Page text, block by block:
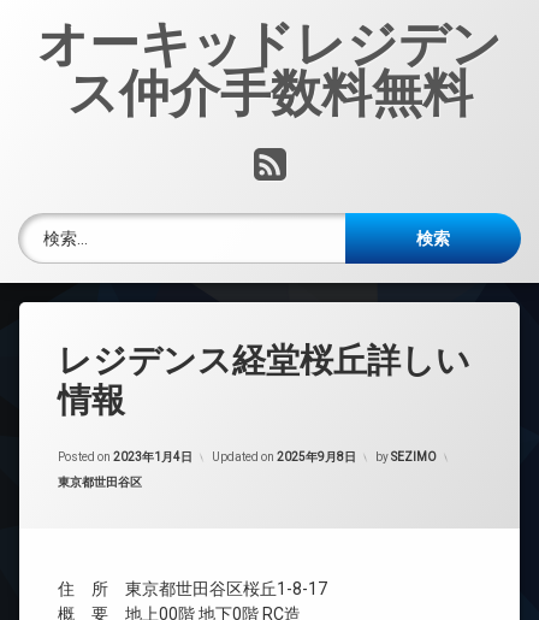
オーキッドレジデン
ス仲介手数料無料
RSS
検索:
レジデンス経堂桜丘詳しい
情報
Posted on 2023年1月4日 Updated on 2025年9月8日 bySEZIMO
カテゴリー:
東京都世田谷区
住 所 東京都世田谷区桜丘1-8-17
概 要 地上00階 地下0階 RC造